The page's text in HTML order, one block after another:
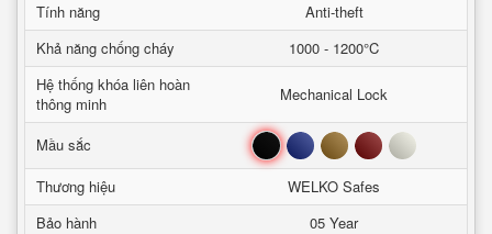
Tính năng
Anti-theft
Khả năng chống cháy
1000 - 1200°C
Hệ thống khóa liên hoàn
thông minh
Mechanical Lock
Mầu sắc Đen Xanh Nâu Đỏ Trắng
Thương hiệu
WELKO Safes
Bảo hành
05 Year